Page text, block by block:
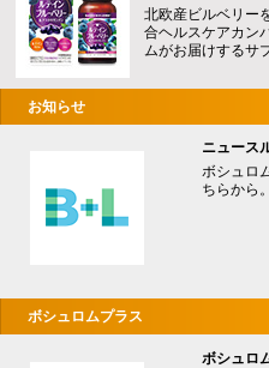
北欧産ビルベリー
合ヘルスケアカン
ムがお届けするサ
お知らせ
ニュース
ボシュロ
ちらから。
ボシュロムプラス
ボシュロ